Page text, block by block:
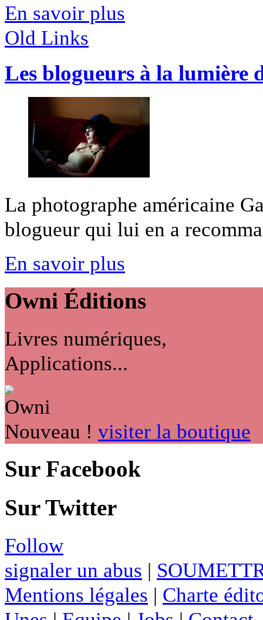
En savoir plus
Old Links
Les blogueurs à la lumière
La photographe américaine
blogueur qui lui en a
En savoir plus
Owni Éditions
Livres numériques,
Applications...
Nouveau ! visiter la boutique
Sur Facebook
Sur Twitter
Follow
signaler un abus |
Mentions légales | Charte